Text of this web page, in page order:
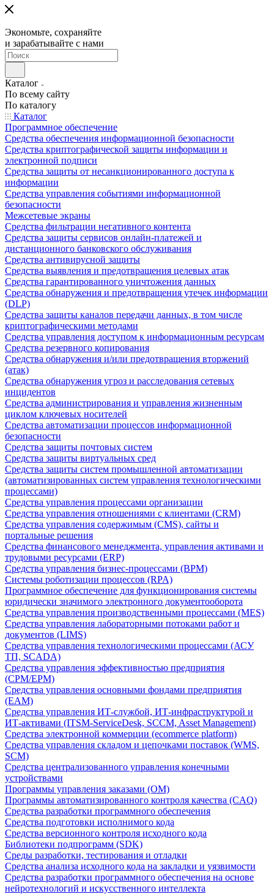
Экономьте, сохраняйте
и зарабатывайте с нами
Каталог
По всему сайту
По каталогу
Каталог
Программное обеспечение
Средства обеспечения информационной безопасности
Средства криптографической защиты информации и
электронной подписи
Средства защиты от несанкционированного доступа к
информации
Средства управления событиями информационной
безопасности
Межсетевые экраны
Средства фильтрации негативного контента
Средства защиты сервисов онлайн-платежей и
дистанционного банковского обслуживания
Средства антивирусной защиты
Средства выявления и предотвращения целевых атак
Средства гарантированного уничтожения данных
Средства обнаружения и предотвращения утечек информации
(DLP)
Средства защиты каналов передачи данных, в том числе
криптографическими методами
Средства управления доступом к информационным ресурсам
Средства резервного копирования
Средства обнаружения и/или предотвращения вторжений
(атак)
Средства обнаружения угроз и расследования сетевых
инцидентов
Средства администрирования и управления жизненным
циклом ключевых носителей
Средства автоматизации процессов информационной
безопасности
Средства защиты почтовых систем
Средства защиты виртуальных сред
Средства защиты систем промышленной автоматизации
(автоматизированных систем управления технологическими
процессами)
Средства управления процессами организации
Средства управления отношениями с клиентами (CRM)
Средства управления содержимым (CMS), сайты и
портальные решения
Средства финансового менеджмента, управления активами и
трудовыми ресурсами (ERP)
Средства управления бизнес-процессами (BPM)
Системы роботизации процессов (RPA)
Программное обеспечение для функционирования системы
юридически значимого электронного документооборота
Средства управления производственными процессами (MES)
Средства управления лабораторными потоками работ и
документов (LIMS)
Средства управления технологическими процессами (АСУ
ТП, SCADA)
Средства управления эффективностью предприятия
(CPM/EPM)
Средства управления основными фондами предприятия
(EAM)
Средства управления ИТ-службой, ИТ-инфраструктурой и
ИТ-активами (ITSM-ServiceDesk, SCCM, Asset Management)
Средства электронной коммерции (ecommerce platform)
Средства управления складом и цепочками поставок (WMS,
SCM)
Средства централизованного управления конечными
устройствами
Программы управления заказами (OM)
Программы автоматизированного контроля качества (CAQ)
Средства разработки программного обеспечения
Средства подготовки исполнимого кода
Средства версионного контроля исходного кода
Библиотеки подпрограмм (SDK)
Среды разработки, тестирования и отладки
Средства анализа исходного кода на закладки и уязвимости
Средства разработки программного обеспечения на основе
нейротехнологий и искусственного интеллекта